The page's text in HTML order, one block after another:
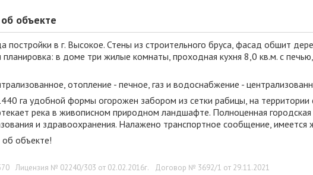
объекте
в г. Высокое. Стены из строительного бруса, фасад обшит
в доме три жилые комнаты, проходная кухня 8,0 кв.м. с
отопление - печное, газ и водоснабжение -
га удобной формы огорожен забором из сетки рабицы, на территории
река в живописном природном ландшафте. Полноценная
и здравоохранения. Налажено транспортное сообщение, имеется
объекте!
Лицензия № 02240/303 от 02.02.2016г. Договор № 3692/1 от 29.11.2021